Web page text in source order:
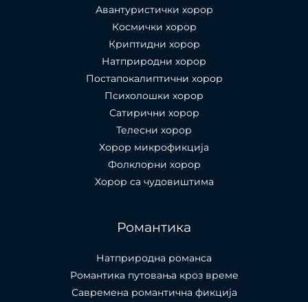
Авантуристички хорор
Космички хорор
Криптидни хорор
Натприродни хорор
Постапокалиптични хорор
Психолошки хорор
Сатирични хорор
Телесни хорор
Хорор микрофикција
Фолклорни хорор
Хорор са чудовиштима
Романтика
Натприродна романса
Романтика путовања кроз време
Савремена романтична фикција